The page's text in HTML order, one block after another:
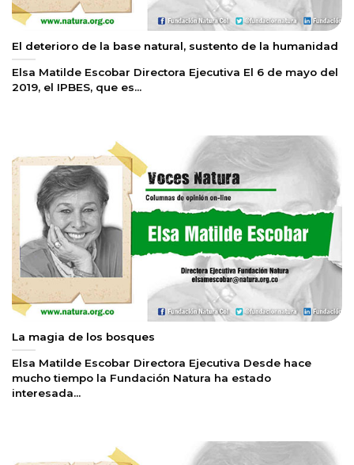
El deterioro de la base natural, sustento de la humanidad
Elsa Matilde Escobar Directora Ejecutiva El 6 de mayo del
2019, el IPBES, que es...
La magia de los bosques
Elsa Matilde Escobar Directora Ejecutiva Desde hace
mucho tiempo la Fundación Natura ha estado
interesada...